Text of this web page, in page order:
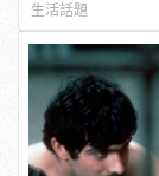
生活話題